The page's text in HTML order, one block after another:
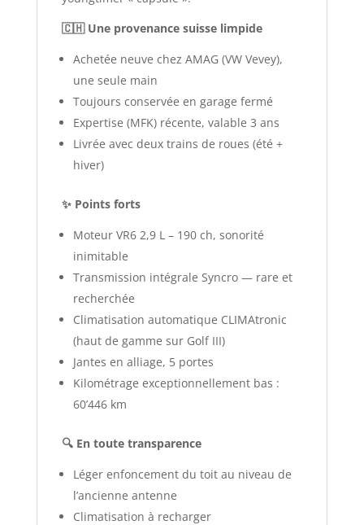
🇨🇭 Une provenance suisse limpide
Achetée neuve chez AMAG (VW Vevey),
une seule main
Toujours conservée en garage fermé
Expertise (MFK) récente, valable 3 ans
Livrée avec deux trains de roues (été +
hiver)
✨ Points forts
Moteur VR6 2,9 L – 190 ch, sonorité
inimitable
Transmission intégrale Syncro — rare et
recherchée
Climatisation automatique CLIMAtronic
(haut de gamme sur Golf III)
Jantes en alliage, 5 portes
Kilométrage exceptionnellement bas :
60’446 km
🔍 En toute transparence
Léger enfoncement du toit au niveau de
l’ancienne antenne
Climatisation à recharger